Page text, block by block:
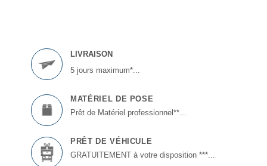
LIVRAISON
5 jours maximum*...
MATÉRIEL DE POSE
Prêt de Matériel professionnel**...
PRÊT DE VÉHICULE
GRATUITEMENT à votre disposition ***...